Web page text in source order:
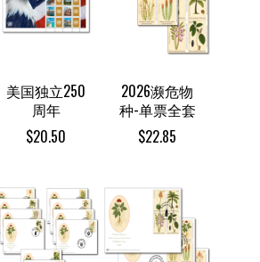
美国独立250
周年
$20.50
2026濒危物
种-单票全套
$22.85